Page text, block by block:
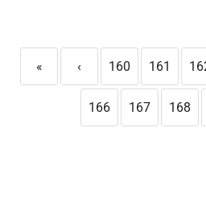
« ‹ 160 161
166 167 168